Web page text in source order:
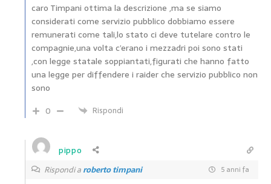
caro Timpani ottima la descrizione ,ma se siamo
considerati come servizio pubblico dobbiamo essere
remunerati come tali,lo stato ci deve tutelare contro le
compagnie,una volta c’erano i mezzadri poi sono stati
,con legge statale soppiantati,figurati che hanno fatto
una legge per diffendere i raider che servizio pubblico non
sono
0
Rispondi
pippo
Rispondi aroberto timpani 5 anni fa